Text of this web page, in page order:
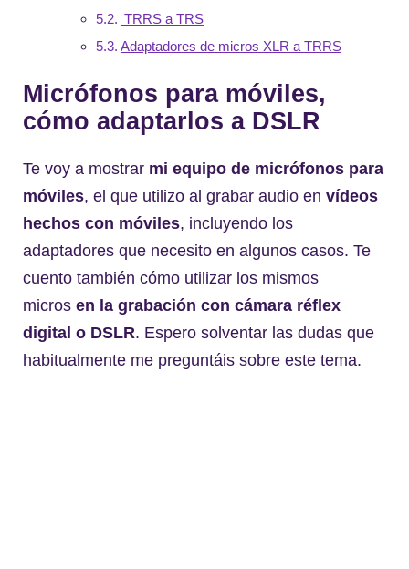
TRRS a TRS
Adaptadores de micros XLR a TRRS
Micrófonos para móviles,
cómo adaptarlos a DSLR
Te voy a mostrar mi equipo de micrófonos para
móviles, el que utilizo al grabar audio en vídeos
hechos con móviles, incluyendo los
adaptadores que necesito en algunos casos. Te
cuento también cómo utilizar los mismos
micros en la grabación con cámara réflex
digital o DSLR. Espero solventar las dudas que
habitualmente me preguntáis sobre este tema.